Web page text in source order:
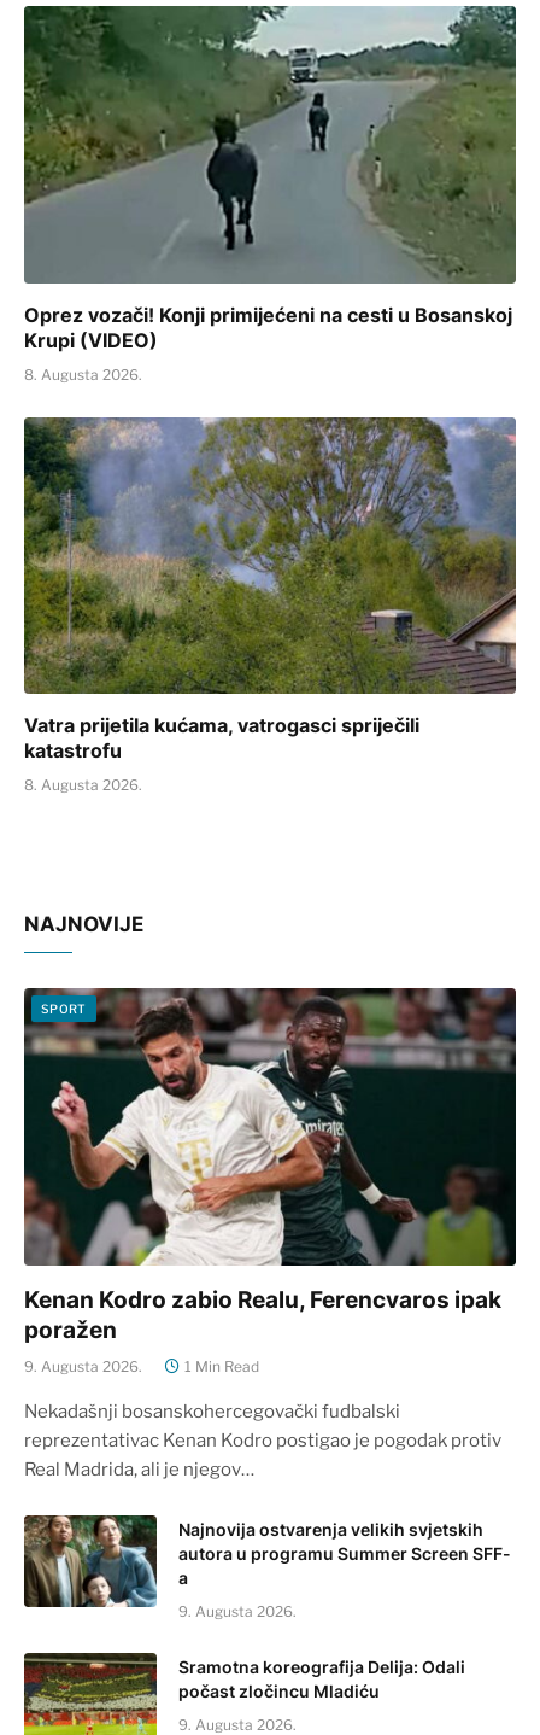
Oprez vozači! Konji primijećeni na cesti u Bosanskoj
Krupi (VIDEO)
8. Augusta 2026.
Vatra prijetila kućama, vatrogasci spriječili
katastrofu
8. Augusta 2026.
NAJNOVIJE
SPORT
Kenan Kodro zabio Realu, Ferencvaros ipak
poražen
9. Augusta 2026. 1 Min Read
Nekadašnji bosanskohercegovački fudbalski
reprezentativac Kenan Kodro postigao je pogodak protiv
Real Madrida, ali je njegov…
Najnovija ostvarenja velikih svjetskih
autora u programu Summer Screen SFF-
a
9. Augusta 2026.
Sramotna koreografija Delija: Odali
počast zločincu Mladiću
9. Augusta 2026.